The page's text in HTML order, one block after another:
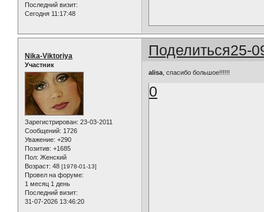
Последний визит:
Сегодня 11:17:48
Поделиться25-
Nika-Viktoriya
Участник
Зарегистрирован: 23-03-2011
Сообщений: 1726
Уважение: +290
Позитив: +1685
Пол: Женский
Возраст: 48 [1978-01-13]
Провел на форуме:
1 месяц 1 день
Последний визит:
31-07-2026 13:46:20
alisa , спасибо большое!!!!!!
0